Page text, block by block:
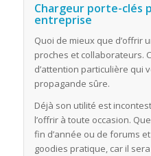
Chargeur porte-clés
entreprise
Quoi de mieux que d’offrir
proches et collaborateurs.
d’attention particulière qui
propagande sûre.
Déjà son utilité est
l’offrir à toute occasion.
fin d’année ou de forums
goodies pratique, car il